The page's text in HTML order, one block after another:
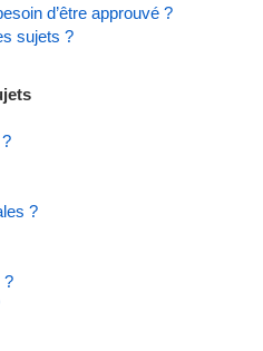
d’être approuvé ?
sujets ?
?
?